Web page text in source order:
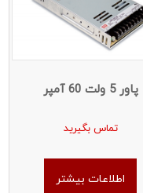
پاور 5 ولت 60 آمپر
تماس بگیرید
اطلاعات بیشتر